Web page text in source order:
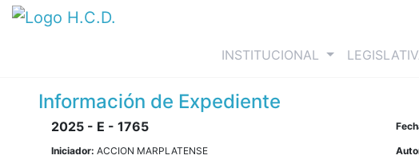
INSTITUCIONAL (current)
Información de Expediente
2025 - E - 1765
Iniciador: ACCION MARPLATENSE